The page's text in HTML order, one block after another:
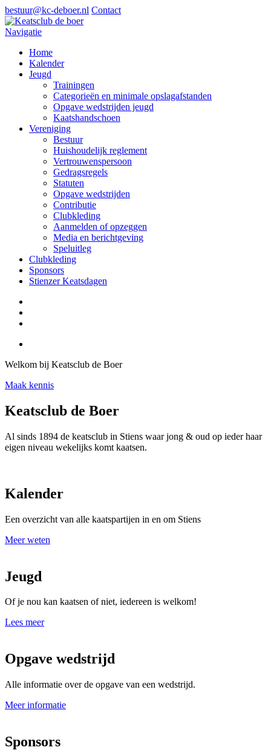
bestuur@kc-deboer.nl Contact
Navigatie
Home
Kalender
Jeugd
Trainingen
Categorieën en minimale opslagafstanden
Opgave wedstrijden jeugd
Kaatshandschoen
Vereniging
Bestuur
Huishoudelijk reglement
Vertrouwenspersoon
Gedragsregels
Statuten
Opgave wedstrijden
Contributie
Clubkleding
Aanmelden of opzeggen
Media en berichtgeving
Speluitleg
Clubkleding
Sponsors
Stienzer Keatsdagen
Welkom bij Keatsclub de Boer
Maak kennis
Keatsclub de Boer
Al sinds 1894 de keatsclub in Stiens waar jong & oud op ieder haar
eigen niveau wekelijks komt kaatsen.
Kalender
Een overzicht van alle kaatspartijen in en om Stiens
Meer weten
Jeugd
Of je nou kan kaatsen of niet, iedereen is welkom!
Lees meer
Opgave wedstrijd
Alle informatie over de opgave van een wedstrijd.
Meer informatie
Sponsors